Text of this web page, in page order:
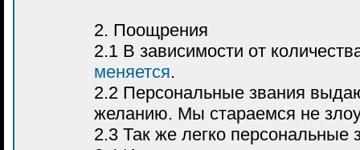
2. Поощрения
2.1 В зависимости от
меняется.
2.2 Персональные звания
желанию. Мы стараемся не
2.3 Так же легко